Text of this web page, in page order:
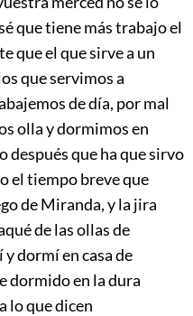
que tiene más trabajo el
que el que sirve a un
que servimos a
de día, por mal
olla y dormimos en
después que ha que sirvo
el tiempo breve que
de Miranda, y la jira
de las ollas de
dormí en casa de
dormido en la dura
lo que dicen